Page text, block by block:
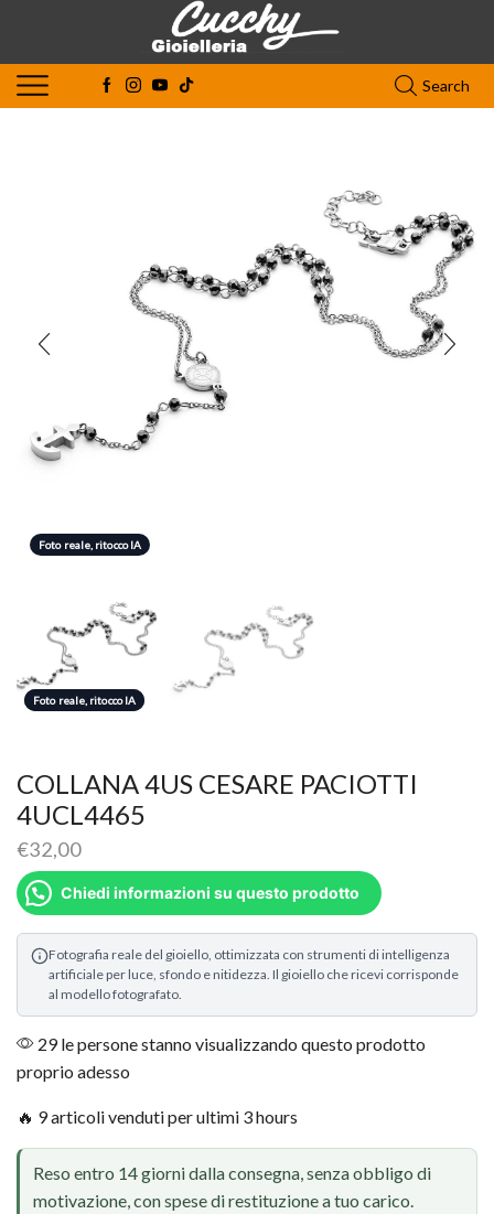
Search
Foto reale, ritocco IA
Foto reale, ritocco IA
Foto reale, ritocco IA
COLLANA 4US CESARE PACIOTTI
4UCL4465
€32,00
Chiedi informazioni su questo prodotto
Fotografia reale del gioiello, ottimizzata con strumenti di intelligenza
artificiale per luce, sfondo e nitidezza. Il gioiello che ricevi corrisponde
al modello fotografato.
29 le persone stanno visualizzando questo prodotto
proprio adesso
🔥 9 articoli venduti per ultimi 3 hours
Reso entro 14 giorni dalla consegna, senza obbligo di
motivazione, con spese di restituzione a tuo carico.